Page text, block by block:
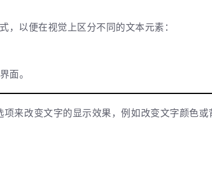
以便在视觉上区分不同的文本元素：
面。
来改变文字的显示效果，例如改变文字颜色